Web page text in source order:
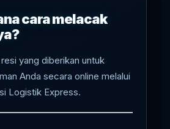
cara melacak
yang diberikan untuk
Anda secara online melalui
Logistik Express.